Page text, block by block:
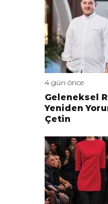
4 gün önce
Geleneksel
Yeniden
Çetin